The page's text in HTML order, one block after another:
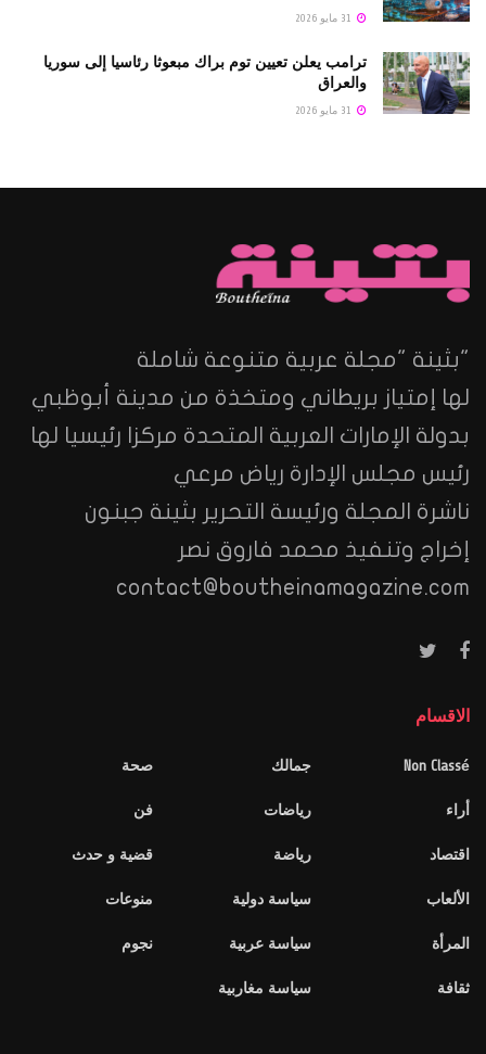
ترامب يعلن تعيين توم براك مبعوثا رئاسيا إلى سوريا
والعراق
"بثينة "مجلة عربية متنوعة شاملة
لها إمتياز بريطاني ومتخذة من مدينة أبوظبي
بدولة الإمارات العربية المتحدة مركزا رئيسيا لها
رئيس مجلس الإدارة رياض مرعي
ناشرة المجلة ورئيسة التحرير بثينة جبنون
إخراج وتنفيذ محمد فاروق نصر
contact@boutheinamagazine.com
الاقسام
Non Classé
أراء
اقتصاد
الألعاب
المرأة
ثقافة
جمالك
رياضات
رياضة
سياسة دولية
سياسة عربية
سياسة مغاربية
صحة
فن
قضية و حدث
منوعات
نجوم